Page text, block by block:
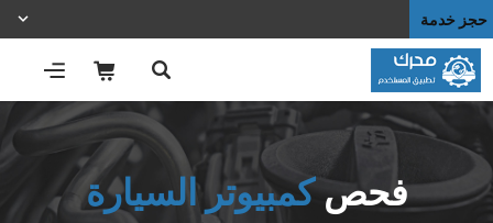
حجز خدمة
فحصكمبيوتر السيارة